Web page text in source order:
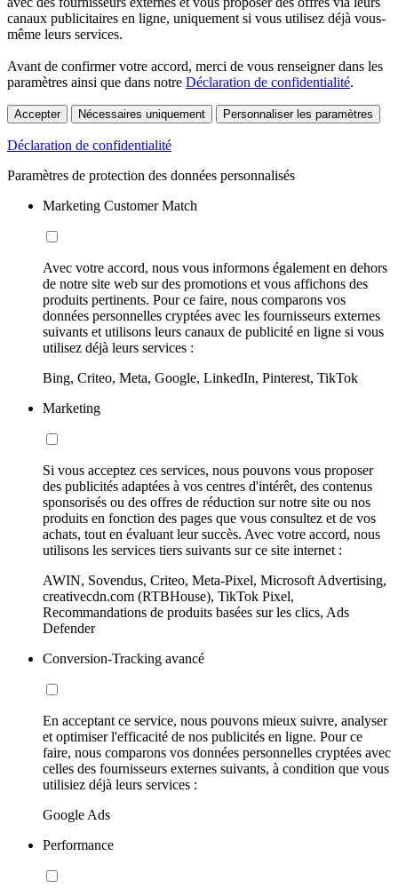
canaux publicitaires en ligne, uniquement si vous utilisez déjà vous-
même leurs services.
Avant de confirmer votre accord, merci de vous renseigner dans les
paramètres ainsi que dans notre Déclaration de confidentialité.
Accepter Nécessaires uniquement Personnaliser les paramètres
Déclaration de confidentialité
Paramètres de protection des données personnalisés
Marketing Customer Match
Avec votre accord, nous vous informons également en dehors
de notre site web sur des promotions et vous affichons des
produits pertinents. Pour ce faire, nous comparons vos
données personnelles cryptées avec les fournisseurs externes
suivants et utilisons leurs canaux de publicité en ligne si vous
utilisez déjà leurs services :
Bing, Criteo, Meta, Google, LinkedIn, Pinterest, TikTok
Marketing
Si vous acceptez ces services, nous pouvons vous proposer
des publicités adaptées à vos centres d'intérêt, des contenus
sponsorisés ou des offres de réduction sur notre site ou nos
produits en fonction des pages que vous consultez et de vos
achats, tout en évaluant leur succès. Avec votre accord, nous
utilisons les services tiers suivants sur ce site internet :
AWIN, Sovendus, Criteo, Meta-Pixel, Microsoft Advertising,
creativecdn.com (RTBHouse), TikTok Pixel,
Recommandations de produits basées sur les clics, Ads
Defender
Conversion-Tracking avancé
En acceptant ce service, nous pouvons mieux suivre, analyser
et optimiser l'efficacité de nos publicités en ligne. Pour ce
faire, nous comparons vos données personnelles cryptées avec
celles des fournisseurs externes suivants, à condition que vous
utilisiez déjà leurs services :
Google Ads
Performance